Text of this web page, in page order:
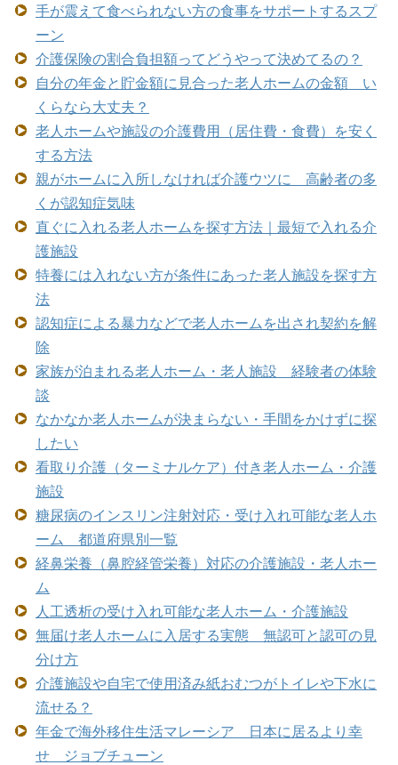
手が震えて食べられない方の食事をサポートするスプ
ーン
介護保険の割合負担額ってどうやって決めてるの？
自分の年金と貯金額に見合った老人ホームの金額 い
くらなら大丈夫？
老人ホームや施設の介護費用（居住費・食費）を安く
する方法
親がホームに入所しなければ介護ウツに 高齢者の多
くが認知症気味
直ぐに入れる老人ホームを探す方法｜最短で入れる介
護施設
特養には入れない方が条件にあった老人施設を探す方
法
認知症による暴力などで老人ホームを出され契約を解
除
家族が泊まれる老人ホーム・老人施設 経験者の体験
談
なかなか老人ホームが決まらない・手間をかけずに探
したい
看取り介護（ターミナルケア）付き老人ホーム・介護
施設
糖尿病のインスリン注射対応・受け入れ可能な老人ホ
ーム 都道府県別一覧
経鼻栄養（鼻腔経管栄養）対応の介護施設・老人ホー
ム
人工透析の受け入れ可能な老人ホーム・介護施設
無届け老人ホームに入居する実態 無認可と認可の見
分け方
介護施設や自宅で使用済み紙おむつがトイレや下水に
流せる？
年金で海外移住生活マレーシア 日本に居るより幸
せ ジョブチューン